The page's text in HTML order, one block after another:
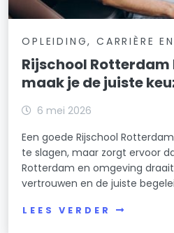
OPLEIDING, CARRIÈRE
Rijschool Rotterdam
maak je de juiste
6 mei 2026
Een goede Rijschool
te slagen, maar zorgt ervoor
Rotterdam en omgeving
vertrouwen en de juiste
LEES VERDER